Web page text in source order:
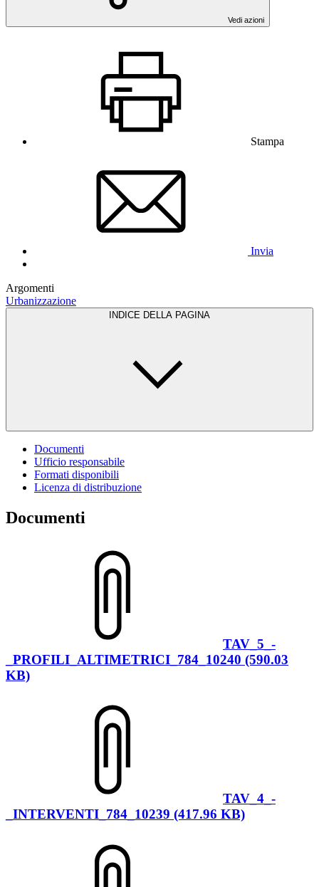
Vedi azioni
Stampa
Invia
Argomenti
Urbanizzazione
INDICE DELLA PAGINA
Documenti
Ufficio responsabile
Formati disponibili
Licenza di distribuzione
Documenti
TAV_5_-
_PROFILI_ALTIMETRICI_784_10240 (590.03
KB)
TAV_4_-
_INTERVENTI_784_10239 (417.96 KB)